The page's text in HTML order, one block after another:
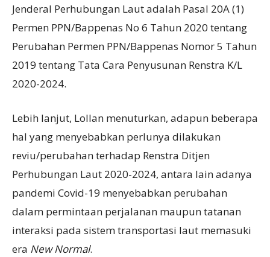
Jenderal Perhubungan Laut adalah Pasal 20A (1)
Permen PPN/Bappenas No 6 Tahun 2020 tentang
Perubahan Permen PPN/Bappenas Nomor 5 Tahun
2019 tentang Tata Cara Penyusunan Renstra K/L
2020-2024.
Lebih lanjut, Lollan menuturkan, adapun beberapa
hal yang menyebabkan perlunya dilakukan
reviu/perubahan terhadap Renstra Ditjen
Perhubungan Laut 2020-2024, antara lain adanya
pandemi Covid-19 menyebabkan perubahan
dalam permintaan perjalanan maupun tatanan
interaksi pada sistem transportasi laut memasuki
era New Normal.